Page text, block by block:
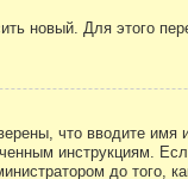
новый. Для этого
что вводите
инструкциям.
до того,